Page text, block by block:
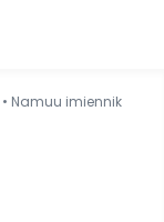
• Namuu imiennik